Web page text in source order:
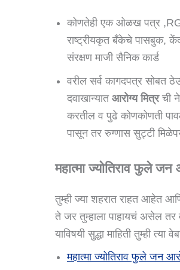
कोणतेही एक ओळख पत्र
राष्ट्रीयकृत बँकेचे पासबुक,
संरक्षण माजी सैनिक कार्ड
वरील सर्व कागदपत्र सोबत
दवाखान्यात आरोग्य मित्रची
करतील व पुढे कोणकोणती
पासून तर रुग्णास सुट्टी
महात्मा ज्योतिराव फुले जन
तुम्ही ज्या शहरात राहत आहेत
ते जर तुम्हाला पाहायचं असेल तर
याविषयी सुद्धा माहिती तुम्ही
महात्मा ज्योतिराव फुले जन